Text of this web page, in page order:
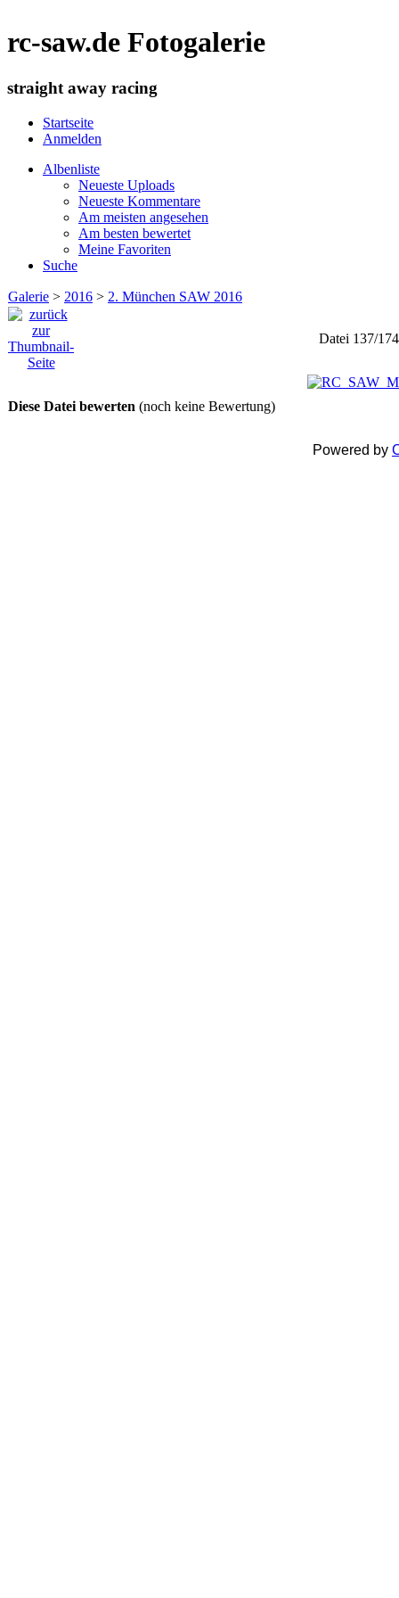
rc-saw.de Fotogalerie
straight away racing
Startseite
Anmelden
Albenliste
Neueste Uploads
Neueste Kommentare
Am meisten angesehen
Am besten bewertet
Meine Favoriten
Suche
Galerie > 2016 > 2. München SAW 2016
Datei 137/
Diese Datei bewerten (noch keine Bewertung)
Powered by